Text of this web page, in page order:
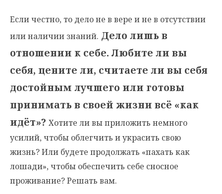
Если честно, то дело не в вере и не в отсутствии
или наличии знаний. Дело лишь в
отношении к себе. Любите ли вы
себя, цените ли, считаете ли вы себя
достойным лучшего или готовы
принимать в своей жизни всё «как
идёт»? Хотите ли вы приложить немного
усилий, чтобы облегчить и украсить свою
жизнь? Или будете продолжать «пахать как
лошади», чтобы обеспечить себе сносное
проживание? Решать вам.